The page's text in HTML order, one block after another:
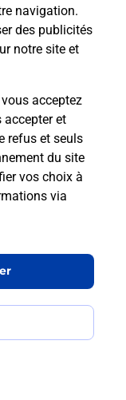
navigation.
des publicités
notre site et
acceptez
accepter et
refus et seuls
du site
vos choix à
via
posées
acheté
lettres
faire un
sans se